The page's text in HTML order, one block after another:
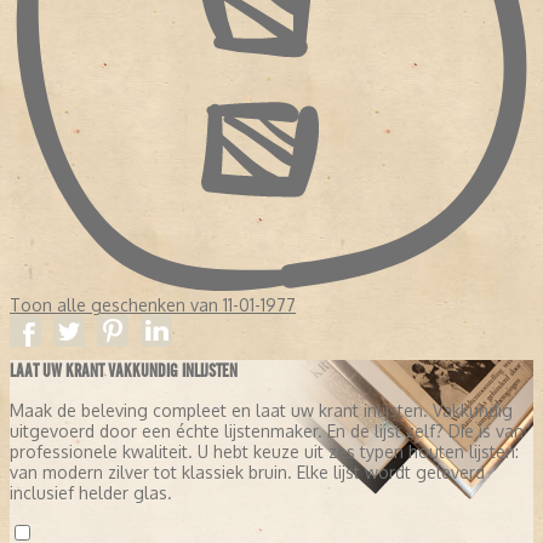
Toon alle geschenken van 11-01-1977
LAAT UW KRANT VAKKUNDIG INLIJSTEN
Maak de beleving compleet en laat uw krant inlijsten. Vakkundig
uitgevoerd door een échte lijstenmaker. En de lijst zelf? Die is van
professionele kwaliteit. U hebt keuze uit zes typen houten lijsten:
van modern zilver tot klassiek bruin. Elke lijst wordt geleverd
inclusief helder glas.